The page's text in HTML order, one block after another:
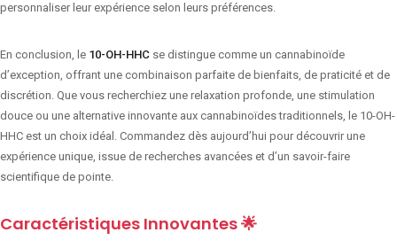
personnaliser leur expérience selon leurs préférences.
En conclusion, le 10-OH-HHC se distingue comme un cannabinoïde
d’exception, offrant une combinaison parfaite de bienfaits, de praticité et de
discrétion. Que vous recherchiez une relaxation profonde, une stimulation
douce ou une alternative innovante aux cannabinoïdes traditionnels, le 10-OH-
HHC est un choix idéal. Commandez dès aujourd’hui pour découvrir une
expérience unique, issue de recherches avancées et d’un savoir-faire
scientifique de pointe.
Caractéristiques Innovantes 🌟